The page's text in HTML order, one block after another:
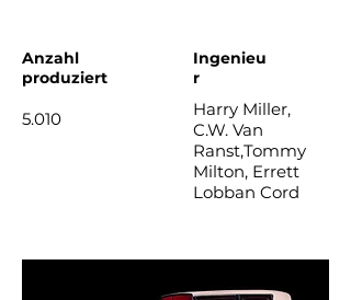
Anzahl
produziert
5.010
Ingenieu
r
Harry Miller,
C.W. Van
Ranst,Tommy
Milton, Errett
Lobban Cord